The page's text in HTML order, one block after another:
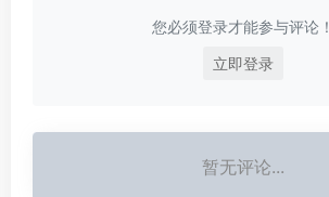
您必须登录才能参与评论！
立即登录
暂无评论...